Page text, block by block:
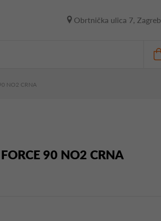
Obrtnička ulica 7, Zagreb
NO2 CRNA
90 NO2 CRNA